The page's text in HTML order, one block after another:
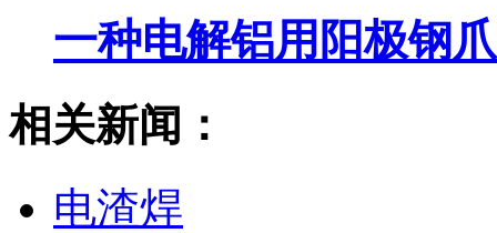
一种电解铝用阳极钢爪
相关新闻：
电渣焊